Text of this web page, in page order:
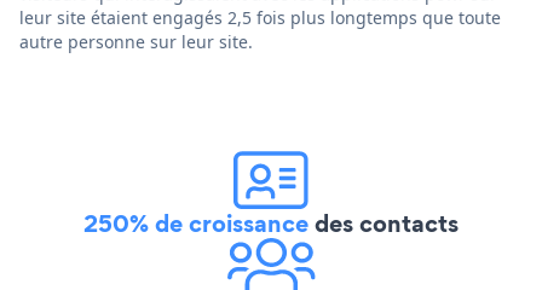
leur site étaient engagés 2,5 fois plus longtemps que toute
autre personne sur leur site.
250% de croissancedes contacts